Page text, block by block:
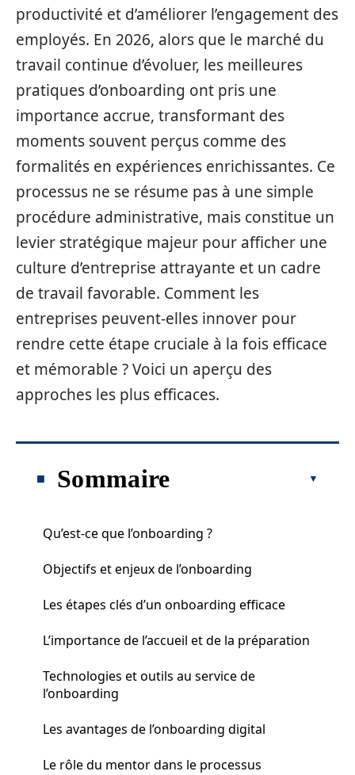
productivité et d’améliorer l’engagement des
employés. En 2026, alors que le marché du
travail continue d’évoluer, les meilleures
pratiques d’onboarding ont pris une
importance accrue, transformant des
moments souvent perçus comme des
formalités en expériences enrichissantes. Ce
processus ne se résume pas à une simple
procédure administrative, mais constitue un
levier stratégique majeur pour afficher une
culture d’entreprise attrayante et un cadre
de travail favorable. Comment les
entreprises peuvent-elles innover pour
rendre cette étape cruciale à la fois efficace
et mémorable ? Voici un aperçu des
approches les plus efficaces.
Sommaire
Qu’est-ce que l’onboarding ?
Objectifs et enjeux de l’onboarding
Les étapes clés d’un onboarding efficace
L’importance de l’accueil et de la préparation
Technologies et outils au service de
l’onboarding
Les avantages de l’onboarding digital
Le rôle du mentor dans le processus